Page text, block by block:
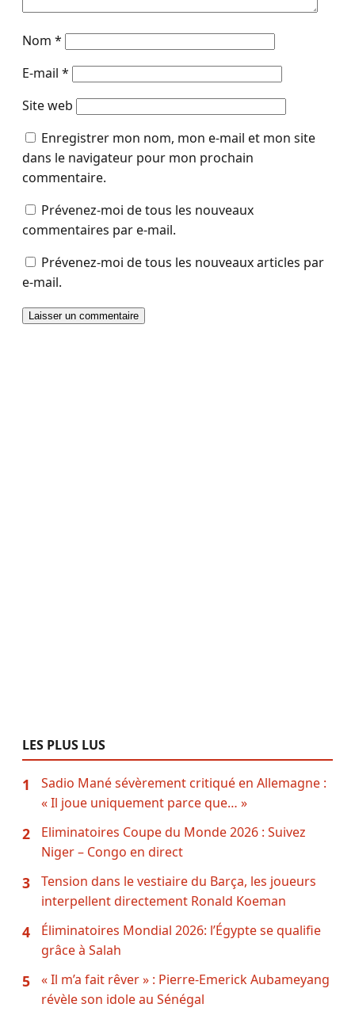
Nom *
E-mail *
Site web
Enregistrer mon nom, mon e-mail et mon site
dans le navigateur pour mon prochain
commentaire.
Prévenez-moi de tous les nouveaux
commentaires par e-mail.
Prévenez-moi de tous les nouveaux articles par
e-mail.
LES PLUS LUS
1
Sadio Mané sévèrement critiqué en Allemagne :
« Il joue uniquement parce que… »
2
Eliminatoires Coupe du Monde 2026 : Suivez
Niger – Congo en direct
3
Tension dans le vestiaire du Barça, les joueurs
interpellent directement Ronald Koeman
4
Éliminatoires Mondial 2026: l’Égypte se qualifie
grâce à Salah
5
« Il m’a fait rêver » : Pierre-Emerick Aubameyang
révèle son idole au Sénégal